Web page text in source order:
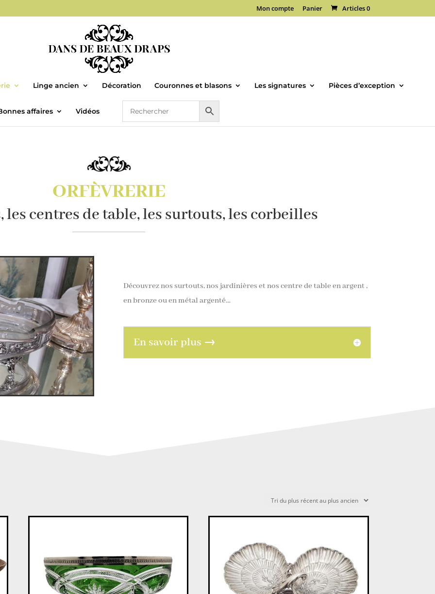
Mon compte Panier Articles 0
Linge ancien Décoration Couronnes et blasons Les signatures Pièces d’exception
affaires Vidéos
ORFÈVRERIE
les centres de table, les surtouts, les corbeilles
Découvrez nos surtouts, nos jardinières et nos centre de table en argent ,
en bronze ou en métal argenté…
En savoir plus →